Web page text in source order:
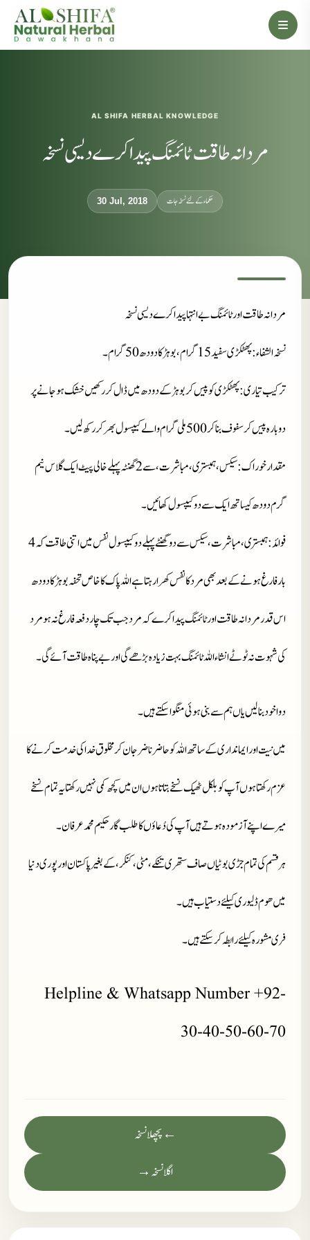
AL SHIFA HERBAL KNOWLEDGE
مردانہ طاقت ٹائمنگ پیدا کرے دیسی نسخہ
30 Jul, 2018 حکماء کےلئے نسخہ جات
مردانہ طاقت اور ٹائمنگ بے انتہا پیدا کرے دیسی نسخہ
نسخہ الشفاء: پھٹکڑی سفید 15 گرام، بوہڑ کا دودھ 50 گرام۔
ترکیب تیاری: پھٹکڑی کو پیس کربوہڑ کے دودھ میں ڈال کررکھیں خشک ہوجانے پر
دوبارہ پیس کرسفوف بنا کر 500 ملی گرام والے کیپسول بھر کررکھ لیں۔
مقدار خوراک
: سیکس، ہمبستری، مباشرت، سے 2 گھنٹہ پہلے خالی پیٹ ایک گلاس نیم
گرم دودھ کیساتھ ایک سے دو کیپسول کھائیں۔
فوائد
: ہمبستری، مباشرت، سیکس سے دو گھنٹے پہلے دو کیپسول نفس میں اتنی طاقت کہ 4
بار فارغ ہونے کے بعد بھی مرد کا نفس کھرا رہتا ہے اللہ پاک کا خاص تحفہ بوہڑ کا دودھ
اس قدر مردانہ طاقت اور ٹائمنگ پیدا کرے کہ مرد جب تک چار دفعہ فارغ نہ ہو مرد
کی شہوت نہ ٹوٹے انشاء اللہ ٹائمنگ بہت زیادہ بڑھے گی اور بے پناہ طاقت آئے گی۔
دوا خود بنا لیں یاں ہم سے بنی ہوئی منگوا سکتے ہیں۔
میں نیت اور ایمانداری کے ساتھ اللہ کو حاضر ناضر جان کر مخلوق خدا کی خدمت کرنے کا
عزم رکھتا ہوں آپ کو بلکل ٹھیک نسخے بتاتا ہوں ان میں کچھ کمی نہیں رکھتا یہ تمام نسخے
میرے اپنے آزمودہ ہوتے ہیں آپ کی دُعاؤں کا طلب گار حکیم محمد عرفان۔
ہر قسم کی تمام جڑی بوٹیاں صاف ستھری تنکے، مٹی، کنکر، کے بغیر پاکستان اور پوری دنیا
میں ھوم ڈلیوری کیلئے دستیاب ہیں۔
فری مشورہ کیلئے رابطہ کر سکتے ہیں۔
Helpline & Whatsapp Number +92-
30-40-50-60-70
← پچھلا نسخہ
اگلا نسخہ →